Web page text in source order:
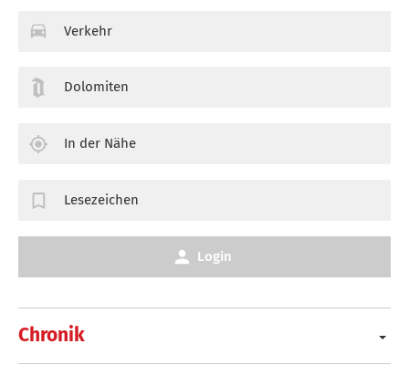
Chronik
Verkehr
Dolomiten
In der Nähe
Lesezeichen
Login